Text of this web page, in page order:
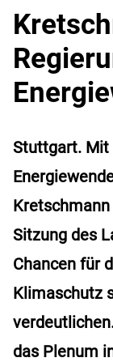
Stuttgart. Mit
Sitzung des
Chancen für
Klimaschutz
das Plenum